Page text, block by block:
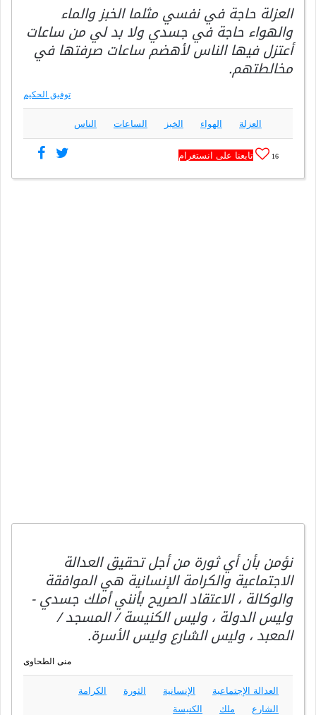
العزلة حاجة في نفسي مثلما الخبز والماء
والهواء حاجة في جسدي ولا بد لي من ساعات
أعتزل فيها الناس لأهضم ساعات صرفتها في
مخالطتهم.
توفيق الحكيم
العزلة الهواء الخبز الساعات الناس
16 تابعنا على انستغرام
نؤمن بأن أي ثورة من أجل تحقيق العدالة
الاجتماعية والكرامة الإنسانية هي الموافقة
والوكالة ، الاعتقاد الصريح بأنني أملك جسدي -
وليس الدولة ، وليس الكنيسة / المسجد /
المعبد ، وليس الشارع وليس الأسرة.
منى الطحاوى
العدالة الإجتماعية الإنسانية الثورة
الكرامة
الشارع
ملك الكنيسة